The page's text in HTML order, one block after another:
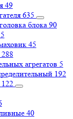
49
635
блока 90
45
288
агрегатов 5
192
122
40